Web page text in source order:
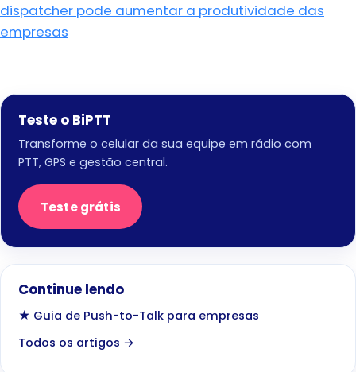
dispatcher pode aumentar a produtividade das
empresas
Teste o BiPTT
Transforme o celular da sua equipe em rádio com
PTT, GPS e gestão central.
Teste grátis
Continue lendo
★ Guia de Push-to-Talk para empresas
Todos os artigos →